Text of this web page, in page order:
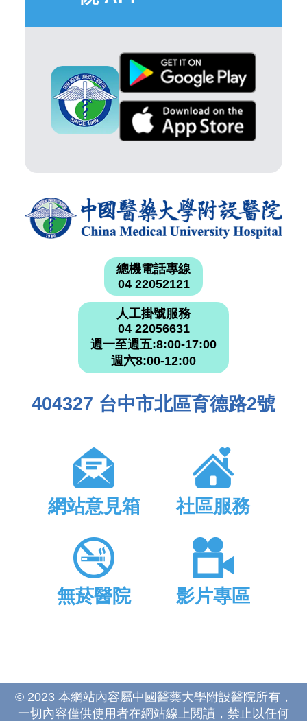
總機電話專線
04 22052121
人工掛號服務
04 22056631
週一至週五:8:00-17:00
週六8:00-12:00
404327 台中市北區育德路2號
網站意見箱 社區服務
無菸醫院 影片專區
© 2023 本網站內容屬中國醫藥大學附設醫院所有，
一切內容僅供使用者在網站線上閱讀，禁止以任何